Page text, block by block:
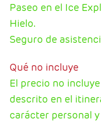
Paseo en el Ice
Hielo.
Seguro de
Qué no incluye
El precio no
descrito en el
carácter personal